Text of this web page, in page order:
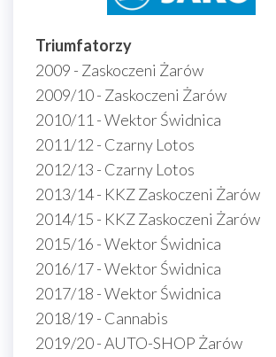
Triumfatorzy
2009 - Zaskoczeni Żarów
2009/10 - Zaskoczeni Żarów
2010/11 - Wektor Świdnica
2011/12 - Czarny Lotos
2012/13 - Czarny Lotos
2013/14 - KKZ Zaskoczeni Żarów
2014/15 - KKZ Zaskoczeni Żarów
2015/16 - Wektor Świdnica
2016/17 - Wektor Świdnica
2017/18 - Wektor Świdnica
2018/19 - Cannabis
2019/20 - AUTO-SHOP Żarów